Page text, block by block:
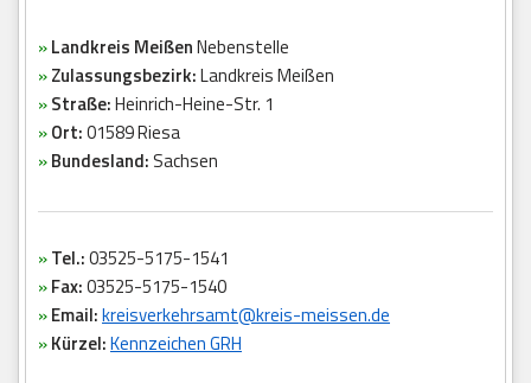
»Landkreis MeißenNebenstelle
»Zulassungsbezirk:Landkreis Meißen
»Straße:Heinrich-Heine-Str. 1
»Ort:01589 Riesa
»Bundesland: Sachsen
»Tel.:03525-5175-1541
»Fax:03525-5175-1540
»Email:kreisverkehrsamt@kreis-meissen.de
»Kürzel:Kennzeichen GRH